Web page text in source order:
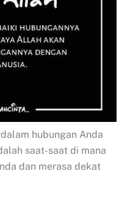
hubungan Anda
saat-saat di mana
dan merasa dekat